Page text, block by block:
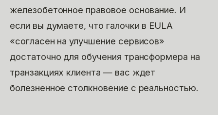
железобетонное правовое основание. И
если вы думаете, что галочки в EULA
«согласен на улучшение сервисов»
достаточно для обучения трансформера на
транзакциях клиента — вас ждет
болезненное столкновение с реальностью.